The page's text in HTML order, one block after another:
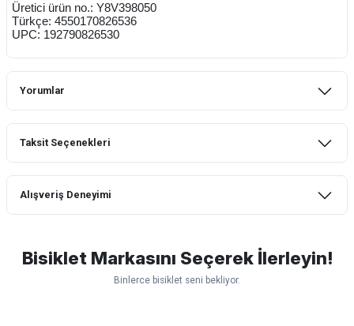
Üretici ürün no.: Y8V398050
Türkçe: 4550170826536
UPC: 192790826530
Yorumlar
Taksit Seçenekleri
Alışveriş Deneyimi
lastik yanak kısmından 3cm yarıldı ama
normal sürüşe uygun
Bisiklet Markasını Seçerek İlerleyin!
Binlerce bisiklet seni bekliyor.